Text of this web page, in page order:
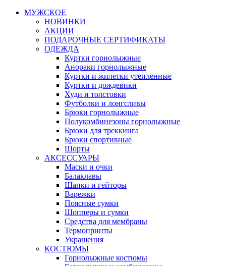
МУЖСКОЕ
НОВИНКИ
АКЦИИ
ПОДАРОЧНЫЕ СЕРТИФИКАТЫ
ОДЕЖДА
Куртки горнолыжные
Анораки горнолыжные
Куртки и жилетки утепленные
Куртки и дождевики
Худи и толстовки
Футболки и лонгсливы
Брюки горнолыжные
Полукомбинезоны горнолыжные
Брюки для треккинга
Брюки спортивные
Шорты
АКСЕССУАРЫ
Маски и очки
Балаклавы
Шапки и гейторы
Варежки
Поясные сумки
Шопперы и сумки
Средства для мембраны
Термопринты
Украшения
КОСТЮМЫ
Горнолыжные костюмы